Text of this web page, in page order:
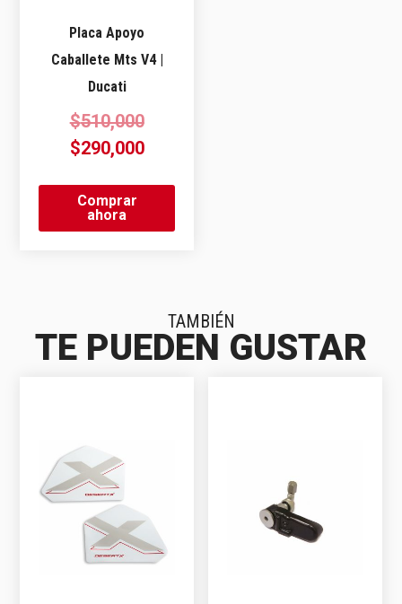
Placa Apoyo
Caballete Mts V4 |
Ducati
$510,000
$290,000
Comprar
ahora
TAMBIÉN
TE PUEDEN GUSTAR